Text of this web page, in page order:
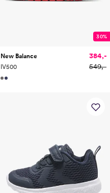
30%
New Balance
IV500
384,-
549,-